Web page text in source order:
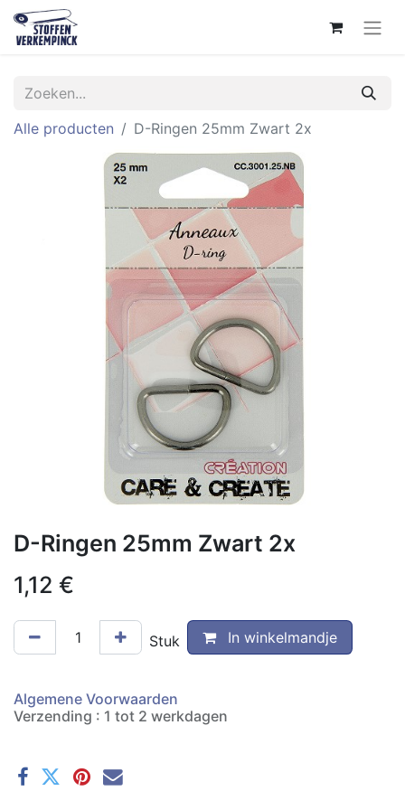
Alle producten D-Ringen 25mm Zwart 2x
D-Ringen 25mm Zwart 2x
1,12 €
Stuk In winkelmandje
Algemene Voorwaarden
Verzending : 1 tot 2 werkdagen